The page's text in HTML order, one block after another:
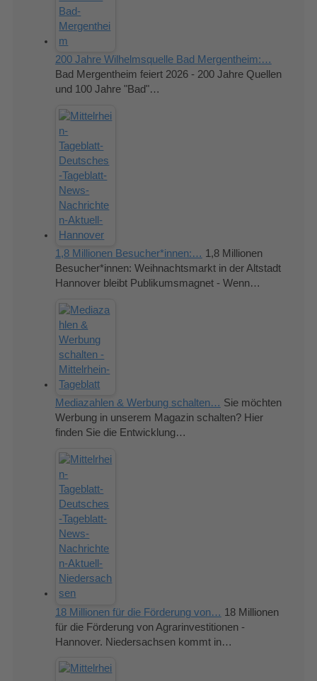
200 Jahre Wilhelmsquelle Bad Mergentheim:…
Bad Mergentheim feiert 2026 - 200 Jahre Quellen
und 100 Jahre "Bad"…
1,8 Millionen Besucher*innen:… 1,8 Millionen
Besucher*innen: Weihnachtsmarkt in der Altstadt
Hannover bleibt Publikumsmagnet - Wenn…
Mediazahlen & Werbung schalten… Sie möchten
Werbung in unserem Magazin schalten? Hier
finden Sie die Entwicklung…
18 Millionen für die Förderung von… 18 Millionen
für die Förderung von Agrarinvestitionen -
Hannover. Niedersachsen kommt in…